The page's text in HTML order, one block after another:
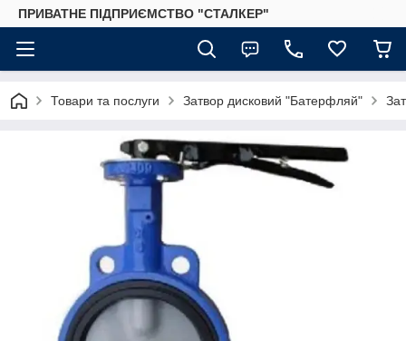
ПРИВАТНЕ ПІДПРИЄМСТВО "СТАЛКЕР"
Товари та послуги Затвор дисковий "Батерфляй"